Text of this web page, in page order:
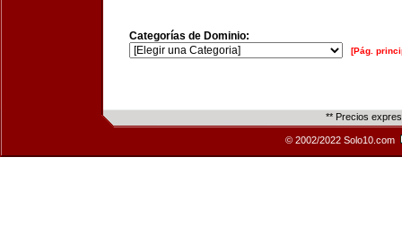
Categorías de Dominio:
[Pág.
** Precios
© 2002/2022 Solo10.com